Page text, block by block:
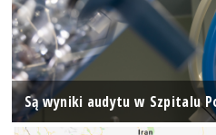
Są wyniki audytu w Szpitalu